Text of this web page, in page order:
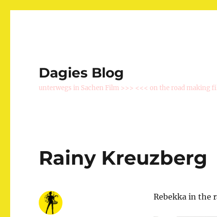
Dagies Blog
unterwegs in Sachen Film >>> <<< on the road making
Rainy Kreuzberg
Rebekka in the